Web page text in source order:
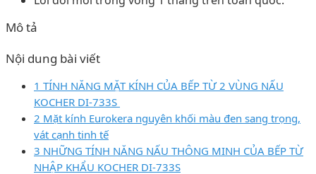
Mô tả
Nội dung bài viết
1 TÍNH NĂNG MẶT KÍNH CỦA BẾP TỪ 2 VÙNG NẤU
KOCHER DI-733S
2 Mặt kính Eurokera nguyên khối màu đen sang trọng,
vát cạnh tinh tế
3 NHỮNG TÍNH NĂNG NẤU THÔNG MINH CỦA BẾP TỪ
NHẬP KHẨU KOCHER DI-733S